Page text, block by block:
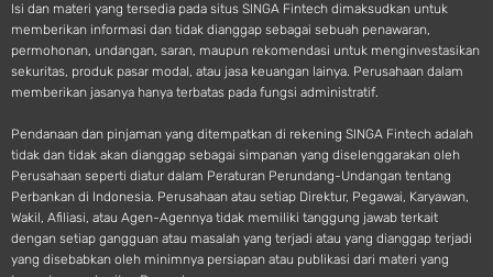
Isi dan materi yang tersedia pada situs SINGA Fintech dimaksudkan untuk
memberikan informasi dan tidak dianggap sebagai sebuah penawaran,
permohonan, undangan, saran, maupun rekomendasi untuk menginvestasikan
sekuritas, produk pasar modal, atau jasa keuangan lainya. Perusahaan dalam
memberikan jasanya hanya terbatas pada fungsi administratif.
Pendanaan dan pinjaman yang ditempatkan di rekening SINGA Fintech adalah
tidak dan tidak akan dianggap sebagai simpanan yang diselenggarakan oleh
Perusahaan seperti diatur dalam Peraturan Perundang-Undangan tentang
Perbankan di Indonesia. Perusahaan atau setiap Direktur, Pegawai, Karyawan,
Wakil, Afiliasi, atau Agen-Agennya tidak memiliki tanggung jawab terkait
dengan setiap gangguan atau masalah yang terjadi atau yang dianggap terjadi
yang disebabkan oleh minimnya persiapan atau publikasi dari materi yang